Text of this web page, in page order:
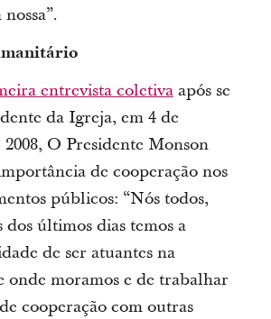
entrevista coletivaapós se
da Igreja, em 4 de
O Presidente Monson
de cooperação nos
públicos: “Nós todos,
dos últimos dias temos a
de ser atuantes na
onde moramos e de trabalhar
cooperação com outras